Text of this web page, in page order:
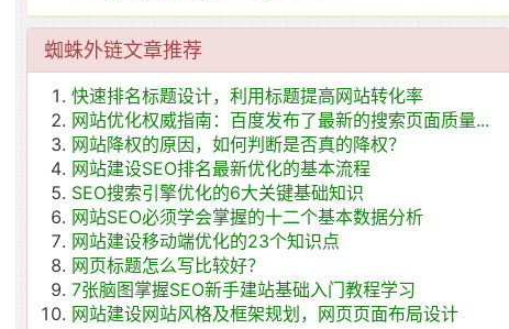
蜘蛛外链文章推荐
快速排名标题设计，利用标题提高网站转化率
网站优化权威指南：百度发布了最新的搜索页面质量...
网站降权的原因，如何判断是否真的降权？
网站建设SEO排名最新优化的基本流程
SEO搜索引擎优化的6大关键基础知识
网站SEO必须学会掌握的十二个基本数据分析
网站建设移动端优化的23个知识点
网页标题怎么写比较好？
7张脑图掌握SEO新手建站基础入门教程学习
网站建设网站风格及框架规划，网页页面布局设计